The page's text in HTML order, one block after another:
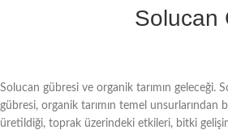
Solucan
Solucan gübresi ve organik tarımın geleceği.
gübresi, organik tarımın temel unsurlarından
üretildiği, toprak üzerindeki etkileri, bitki